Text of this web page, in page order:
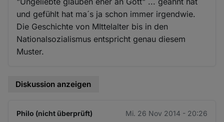
und gefühlt hat ma´s ja schon immer irgendwie.
Die Geschichte von MIttelalter bis in den
Nationalsozialismus entspricht genau diesem
Muster.
Diskussion anzeigen
Philo (nicht überprüft) Mi. 26 Nov 2014 - 20:26